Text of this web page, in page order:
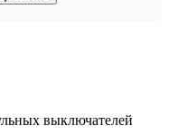
выключателей